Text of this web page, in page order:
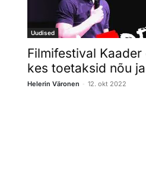
Uudised
Filmifestival
kes toetaksid nõu
Helerin Väronen - 12. okt 2022